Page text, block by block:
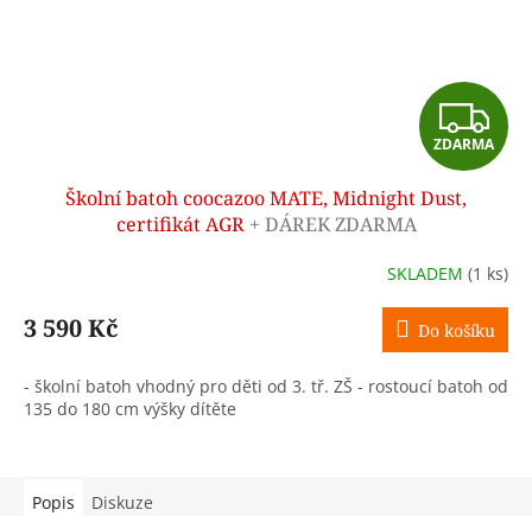
Z
D
R
M
A
ZDARMA
Školní batoh coocazoo MATE, Midnight Dust,
certifikát AGR + DÁREK ZDARMA
SKLADEM (1 ks)
3 590 Kč Do košíku
- školní batoh vhodný pro děti od 3. tř. ZŠ - rostoucí batoh od
135 do 180 cm výšky dítěte
Popis Diskuze